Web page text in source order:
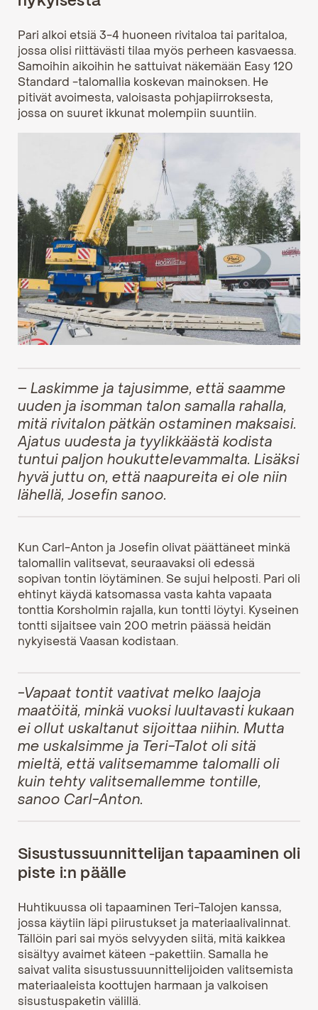
Pari alkoi etsiä 3-4 huoneen rivitaloa tai paritaloa,
jossa olisi riittävästi tilaa myös perheen kasvaessa.
Samoihin aikoihin he sattuivat näkemään Easy 120
Standard -talomallia koskevan mainoksen. He
pitivät avoimesta, valoisasta pohjapiirroksesta,
jossa on suuret ikkunat molempiin suuntiin.
– Laskimme ja tajusimme, että saamme
uuden ja isomman talon samalla rahalla,
mitä rivitalon pätkän ostaminen maksaisi.
Ajatus uudesta ja tyylikkäästä kodista
tuntui paljon houkuttelevammalta. Lisäksi
hyvä juttu on, että naapureita ei ole niin
lähellä, Josefin sanoo.
Kun Carl-Anton ja Josefin olivat päättäneet minkä
talomallin valitsevat, seuraavaksi oli edessä
sopivan tontin löytäminen. Se sujui helposti. Pari oli
ehtinyt käydä katsomassa vasta kahta vapaata
tonttia Korsholmin rajalla, kun tontti löytyi. Kyseinen
tontti sijaitsee vain 200 metrin päässä heidän
nykyisestä Vaasan kodistaan.
-Vapaat tontit vaativat melko laajoja
maatöitä, minkä vuoksi luultavasti kukaan
ei ollut uskaltanut sijoittaa niihin. Mutta
me uskalsimme ja Teri-Talot oli sitä
mieltä, että valitsemamme talomalli oli
kuin tehty valitsemallemme tontille,
sanoo Carl-Anton.
Sisustussuunnittelijan tapaaminen oli
piste i:n päälle
Huhtikuussa oli tapaaminen Teri-Talojen kanssa,
jossa käytiin läpi piirustukset ja materiaalivalinnat.
Tällöin pari sai myös selvyyden siitä, mitä kaikkea
sisältyy avaimet käteen -pakettiin. Samalla he
saivat valita sisustussuunnittelijoiden valitsemista
materiaaleista koottujen harmaan ja valkoisen
sisustuspaketin välillä.